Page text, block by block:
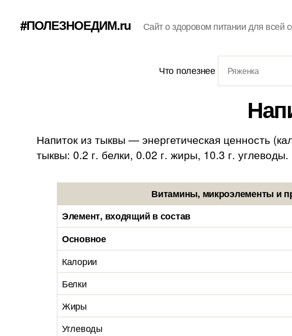
#ПОЛЕЗНОЕДИМ.ru Сайт о здоровом питании для всей
Что полезнее
Напиток из тыквы — энергетическая ценность
тыквы: 0.2 г. белки, 0.02 г. жиры, 10.3 г. углеводы.
Витамины, микроэлементы и
Элемент, входящий в состав
Основное
Калории
Белки
Жиры
Углеводы